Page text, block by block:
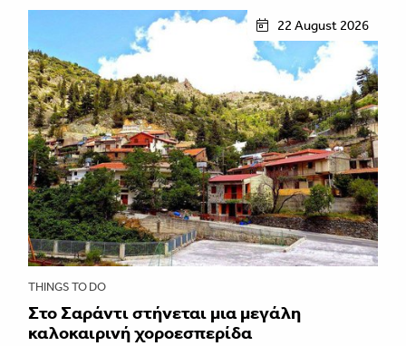
22 August 2026
THINGS TO DO
Στο Σαράντι στήνεται μια μεγάλη
καλοκαιρινή χοροεσπερίδα